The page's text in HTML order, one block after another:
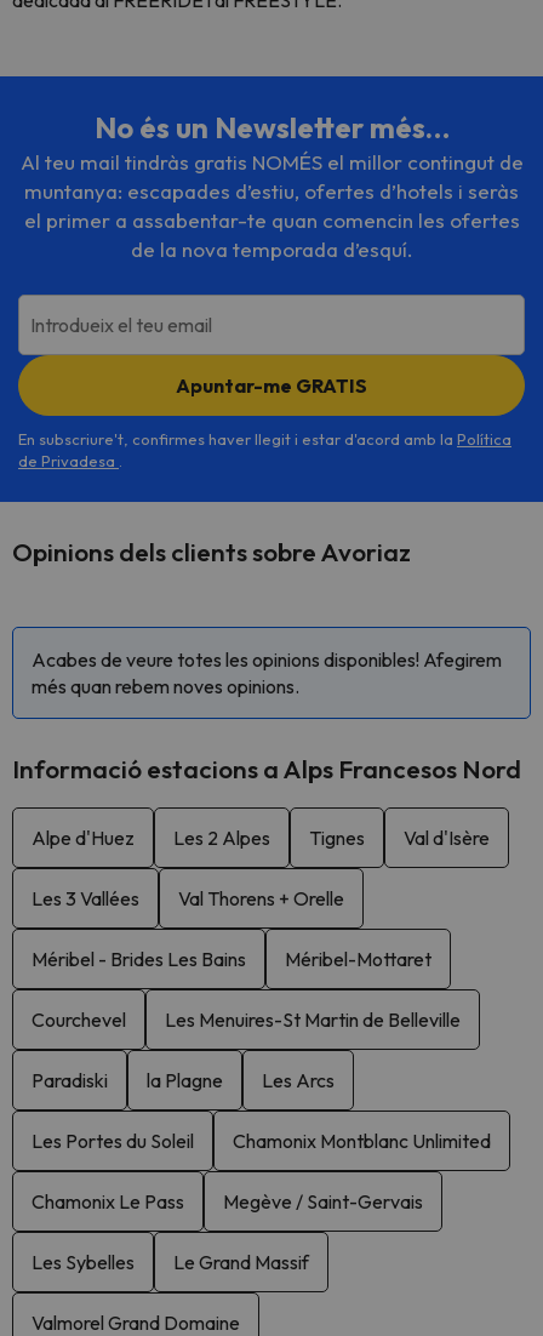
No és un Newsletter més…
Al teu mail tindràs gratis NOMÉS el millor contingut de
muntanya: escapades d’estiu, ofertes d’hotels i seràs
el primer a assabentar-te quan comencin les ofertes
de la nova temporada d’esquí.
Introdueix el teu email
Apuntar-me GRATIS
En subscriure't, confirmes haver llegit i estar d'acord amb la Política
de Privadesa
Opinions dels clients sobre Avoriaz
Acabes de veure totes les opinions disponibles! Afegirem
més quan rebem noves opinions.
Informació estacions a Alps Francesos Nord
Alpe d'Huez Les 2 Alpes Tignes Val d'Isère
Les 3 Vallées Val Thorens + Orelle
Méribel - Brides Les Bains Méribel-Mottaret
Courchevel Les Menuires-St Martin de Belleville
Paradiski la Plagne Les Arcs
Les Portes du Soleil Chamonix Montblanc Unlimited
Chamonix Le Pass Megève / Saint-Gervais
Les Sybelles Le Grand Massif
Valmorel Grand Domaine